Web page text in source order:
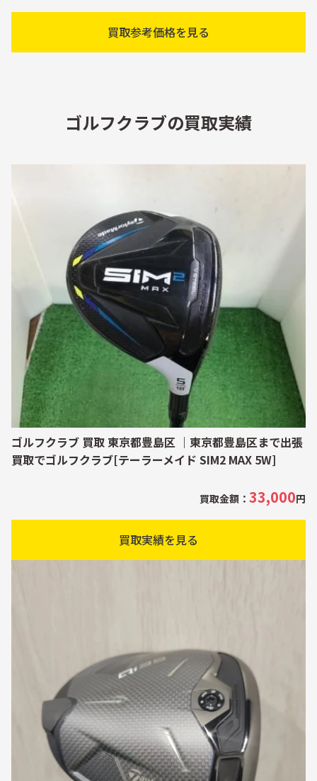
買取参考価格を見る
ゴルフクラブの買取実績
ゴルフクラブ 買取 東京都豊島区 ｜東京都豊島区まで出張
買取でゴルフクラブ[テーラーメイド SIM2 MAX 5W]
買取金額： 33,000円
買取実績を見る